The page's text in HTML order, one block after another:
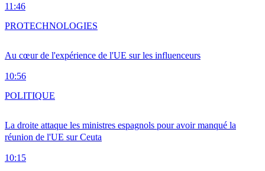
11:46
Au cœur de l'expérience de l'UE sur les influenceurs
10:56
PROTECHNOLOGIES
La droite attaque les ministres espagnols pour avoir manqué la
réunion de l'UE sur Ceuta
10:15
POLITIQUE